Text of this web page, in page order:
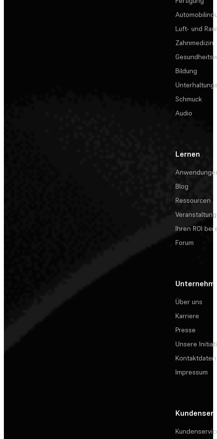
Luft- und
Zahnmedizin
Bildung
Schmuck
Audio
Lernen
Blog
Ressourcen
Ihren ROI
Forum
Über uns
Karriere
Presse
Unsere
Kontaktdaten
Impressum